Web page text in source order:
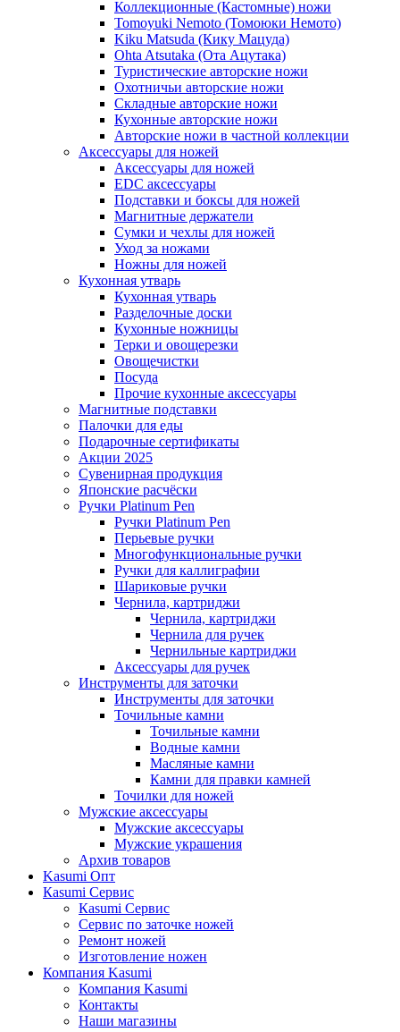
Коллекционные (Кастомные) ножи
Tomoyuki Nemoto (Томоюки Немото)
Kiku Matsuda (Кику Мацуда)
Ohta Atsutaka (Ота Ацутака)
Туристические авторские ножи
Охотничьи авторские ножи
Складные авторские ножи
Кухонные авторские ножи
Авторские ножи в частной коллекции
Аксессуары для ножей
Аксессуары для ножей
EDC аксессуары
Подставки и боксы для ножей
Магнитные держатели
Сумки и чехлы для ножей
Уход за ножами
Ножны для ножей
Кухонная утварь
Кухонная утварь
Разделочные доски
Кухонные ножницы
Терки и овощерезки
Овощечистки
Посуда
Прочие кухонные аксессуары
Магнитные подставки
Палочки для еды
Подарочные сертификаты
Акции 2025
Сувенирная продукция
Японские расчёски
Ручки Platinum Pen
Ручки Platinum Pen
Перьевые ручки
Многофункциональные ручки
Ручки для каллиграфии
Шариковые ручки
Чернила, картриджи
Чернила, картриджи
Чернила для ручек
Чернильные картриджи
Аксессуары для ручек
Инструменты для заточки
Инструменты для заточки
Точильные камни
Точильные камни
Водные камни
Масляные камни
Камни для правки камней
Точилки для ножей
Мужские аксессуары
Мужские аксессуары
Мужские украшения
Архив товаров
Kasumi Опт
Кasumi Сервис
Кasumi Сервис
Сервис по заточке ножей
Ремонт ножей
Изготовление ножен
Компания Kasumi
Компания Kasumi
Контакты
Наши магазины